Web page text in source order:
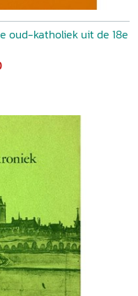
oud-katholiek uit de 18e